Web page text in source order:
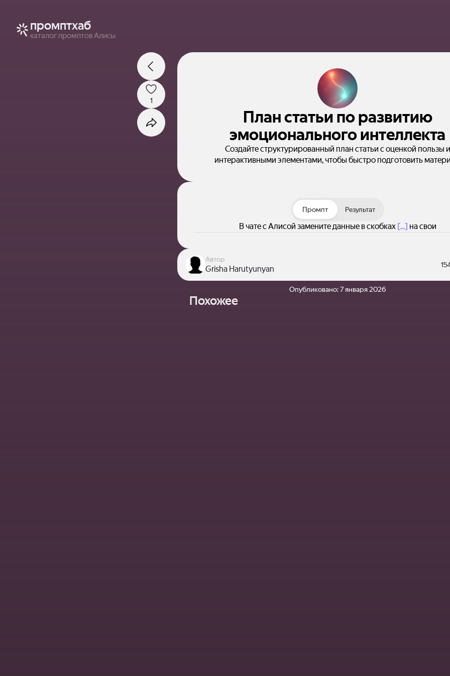
промптхаб
каталог промптов Алисы
План статьи по развитию
эмоционального интеллекта
Создайте структурированный план статьи с оценкой пользы и
интерактивными элементами, чтобы быстро подготовить
1
Промпт Результат
В чате с Алисой замените данные в скобках [...] на свои
Автор
Grisha Harutyunyan
Опубликовано:7 января 2026
Похожее